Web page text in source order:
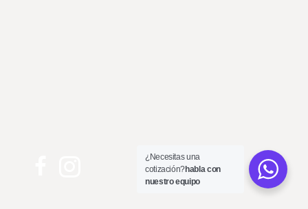
¿Necesitas una
cotización?habla con
nuestro equipo